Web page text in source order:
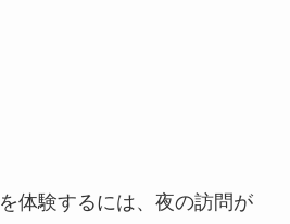
体験するには、夜の訪問が